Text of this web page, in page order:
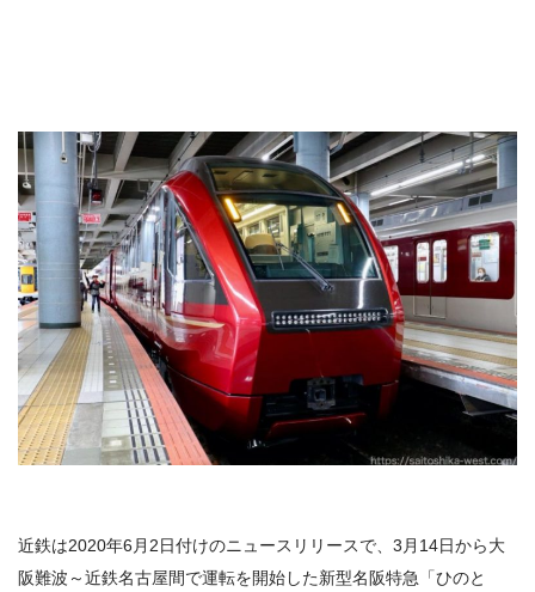
近鉄は2020年6月2日付けのニュースリリースで、3月14日から大
阪難波～近鉄名古屋間で運転を開始した新型名阪特急「ひのと